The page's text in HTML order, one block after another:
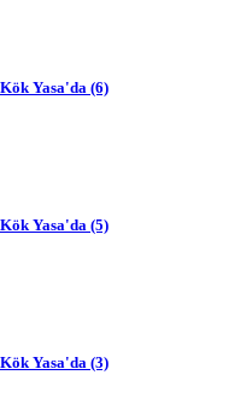
Yasa'da (6)
Yasa'da (5)
Yasa'da (3)